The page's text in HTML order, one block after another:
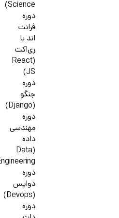
Science)
دوره
فرانت
اند با
ری‌اکت
(React
JS)
دوره
جنگو
(Django)
دوره
مهندسی
داده
(Data
دوره
دواپس
(Devops)
دوره